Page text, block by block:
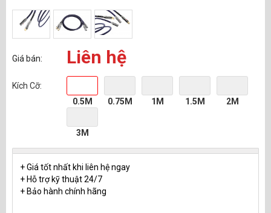
Giá bán: Liên hệ
Kích Cỡ:
0.5M
0.75M 1M 1.5M 2M
3M
+ Giá tốt nhất khi liên hệ ngay
+ Hỗ trợ kỹ thuật 24/7
+ Bảo hành chính hãng